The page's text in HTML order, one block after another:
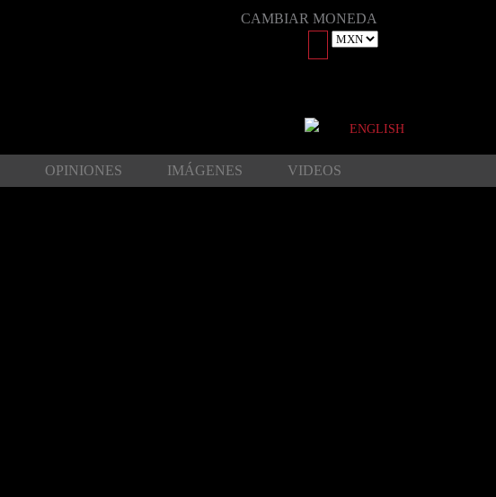
CAMBIAR MONEDA
ENGLISH
VIDEOS
IMÁGENES
OPINIONES